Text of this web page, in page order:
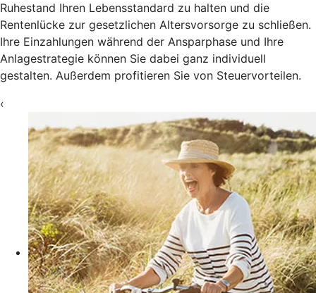
Ruhestand Ihren Lebensstandard zu halten und die
Rentenlücke zur gesetzlichen Altersvorsorge zu schließen.
Ihre Einzahlungen während der Ansparphase und Ihre
Anlagestrategie können Sie dabei ganz individuell
gestalten. Außerdem profitieren Sie von Steuervorteilen.
‹